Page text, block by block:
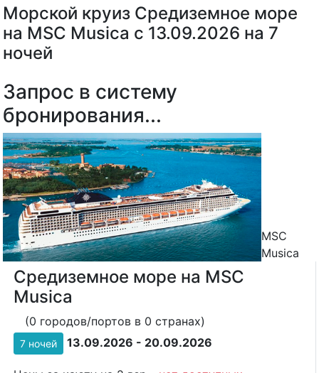
Морской круиз Средиземное море
на MSC Musica с 13.09.2026 на 7
ночей
MSC
Musica
Средиземное море на MSC
Musica
(0 городов/портов в 0 странах)
7 ночей 13.09.2026 - 20.09.2026
Запрос в систему
бронирования...